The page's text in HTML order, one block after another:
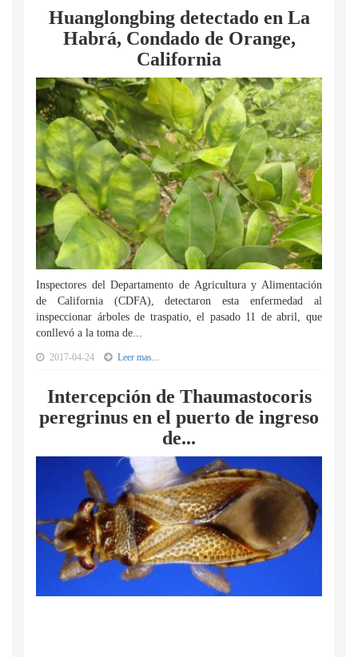
Huanglongbing detectado en La
Habrá, Condado de Orange,
California
Inspectores del Departamento de Agricultura y Alimentación
de California (CDFA), detectaron esta enfermedad al
inspeccionar árboles de traspatio, el pasado 11 de abril, que
conllevó a la toma de...
2017-04-24 Leer mas...
Intercepción de Thaumastocoris
peregrinus en el puerto de ingreso
de...